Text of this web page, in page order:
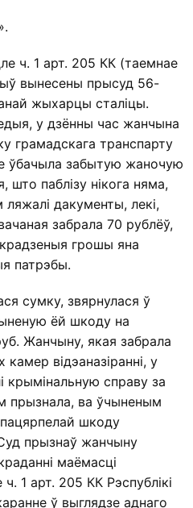
ч. 1 арт. 205 КК (таемнае
вынесены прысуд 56-
жыхарцы сталіцы.
у дзённы час жанчына
грамадскага транспарту
ўбачыла забытую жаночую
паблізу нікога няма,
ляжалі дакументы, лекі,
забрала 70 рублёў,
грошы яна
патрэбы.
сумку, звярнулася ў
ёй шкоду на
Жанчыну, якая забрала
камер відэаназіранні, у
крымінальную справу за
прызнала, ва ўчыненым
шкоду
прызнаў жанчыну
маёмасці
1 арт. 205 КК Рэспублікі
ў выглядзе аднаго